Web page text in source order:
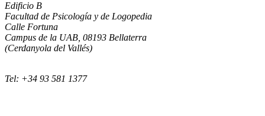
Edificio B
Facultad de Psicología y de Logopedia
Calle Fortuna
Campus de la UAB, 08193 Bellaterra
(Cerdanyola del Vallés)
Tel: +34 93 581 1377